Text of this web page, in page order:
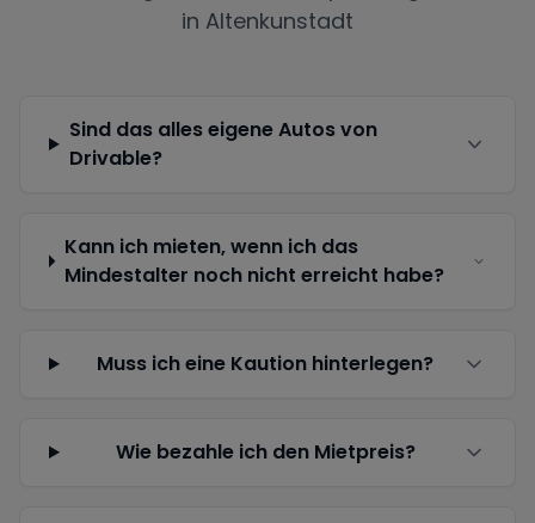
in Altenkunstadt
Sind das alles eigene Autos von
Drivable?
Kann ich mieten, wenn ich das
Mindestalter noch nicht erreicht habe?
Muss ich eine Kaution hinterlegen?
Wie bezahle ich den Mietpreis?